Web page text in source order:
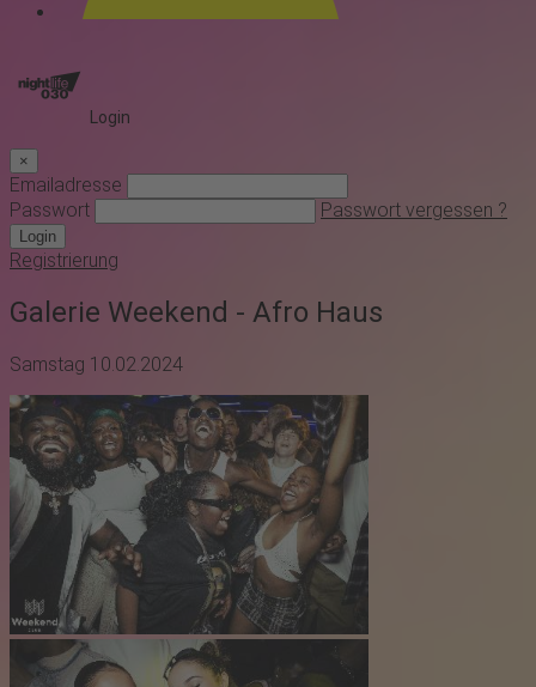
Login
×
Emailadresse
Passwort
Passwort vergessen ?
Login
Registrierung
Galerie Weekend - Afro Haus
Samstag 10.02.2024